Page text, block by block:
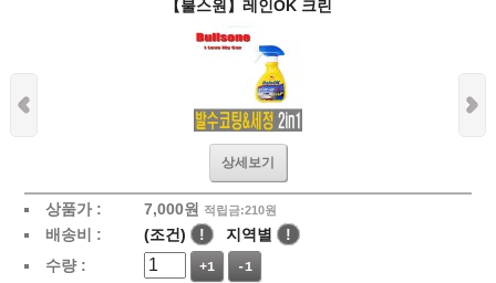
【불스원】레인OK 크린
상세보기
상품가 : 7,000원 적립금:210원
배송비 : (조건) ! 지역별
!
수량 :
+1 -1